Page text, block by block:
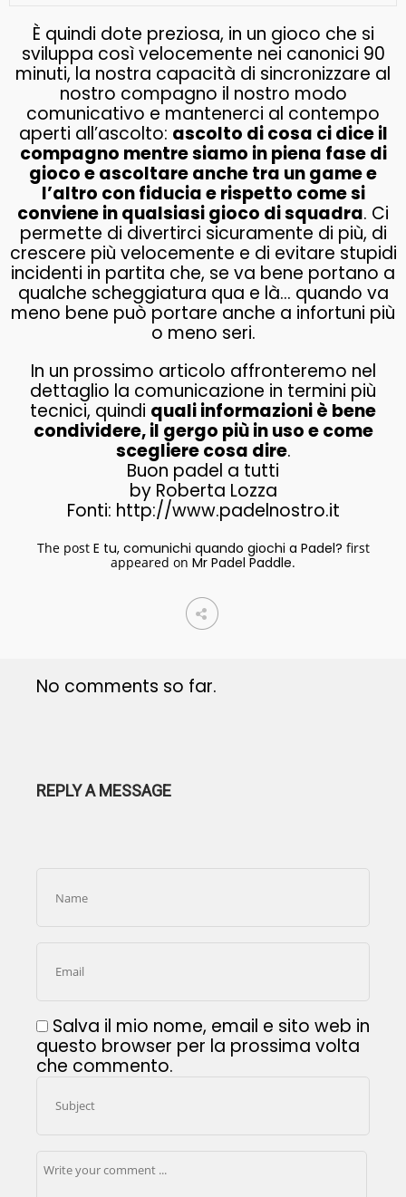
È quindi dote preziosa, in un gioco che si
sviluppa così velocemente nei canonici 90
minuti, la nostra capacità di sincronizzare al
nostro compagno il nostro modo
comunicativo e mantenerci al contempo
aperti all’ascolto: ascolto di cosa ci dice il
compagno mentre siamo in piena fase di
gioco e ascoltare anche tra un game e
l’altro con fiducia e rispetto come si
conviene in qualsiasi gioco di squadra. Ci
permette di divertirci sicuramente di più, di
crescere più velocemente e di evitare stupidi
incidenti in partita che, se va bene portano a
qualche scheggiatura qua e là… quando va
meno bene può portare anche a infortuni più
o meno seri.
In un prossimo articolo affronteremo nel
dettaglio la comunicazione in termini più
tecnici, quindi quali informazioni è bene
condividere, il gergo più in uso e come
scegliere cosa dire.
Buon padel a tutti
by Roberta Lozza
Fonti: http://www.padelnostro.it
The post E tu, comunichi quando giochi a Padel? first
appeared on Mr Padel Paddle.
No comments so far.
REPLY A MESSAGE
Salva il mio nome, email e sito web in
questo browser per la prossima volta
che commento.